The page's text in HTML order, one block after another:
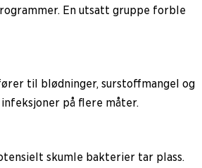
En utsatt gruppe forble
til blødninger, surstoffmangel og
på flere måter.
skumle bakterier tar plass.